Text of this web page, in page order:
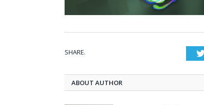
SHARE.
ABOUT AUTHOR